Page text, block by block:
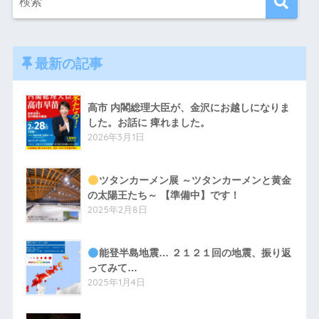
最新の記事
高市 内閣総理大臣が、金沢にお越しになりま
した。お話に 痺れました。
2026年3月1日
ツタンカーメン展 ～ツタンカーメンと黄金
の太陽王たち～ 【準備中】です！
2025年2月8日
能登半島地震… ２１２１回の地震、振り返
ってみて…
2025年1月4日